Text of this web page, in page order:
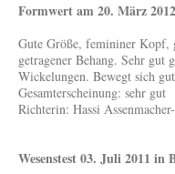
Formwert am 20. März
Gute Größe, femininer Kopf,
getragener Behang. Sehr
Wickelungen. Bewegt sich
Gesamterscheinung: sehr gut
Richterin: Hassi
Wesenstest 03. Juli 2011 in